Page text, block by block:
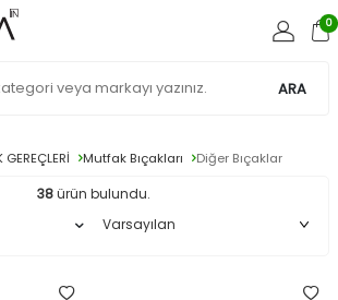
ARA
0
GEREÇLERİ Mutfak Bıçakları Diğer Bıçaklar
38ürün bulundu.